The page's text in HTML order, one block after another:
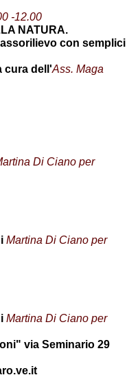
-12.00
NATURA.
con semplici
cura dell'Ass. Maga
Di Ciano per
Martina Di Ciano per
Martina Di Ciano per
via Seminario 29